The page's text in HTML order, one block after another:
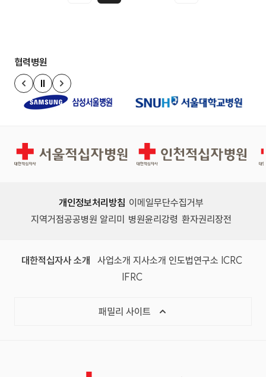
협력병원
이전 슬라이드
정지
다음 슬라이드
서울적십자병원 인천적십자병원
개인정보처리방침 이메일무단수집거부
지역거점공공병원 알리미
병원윤리강령 환자권리장전
대한적십자사 소개 사업소개 지사소개 인도법연구소 ICRC
IFRC
패밀리 사이트